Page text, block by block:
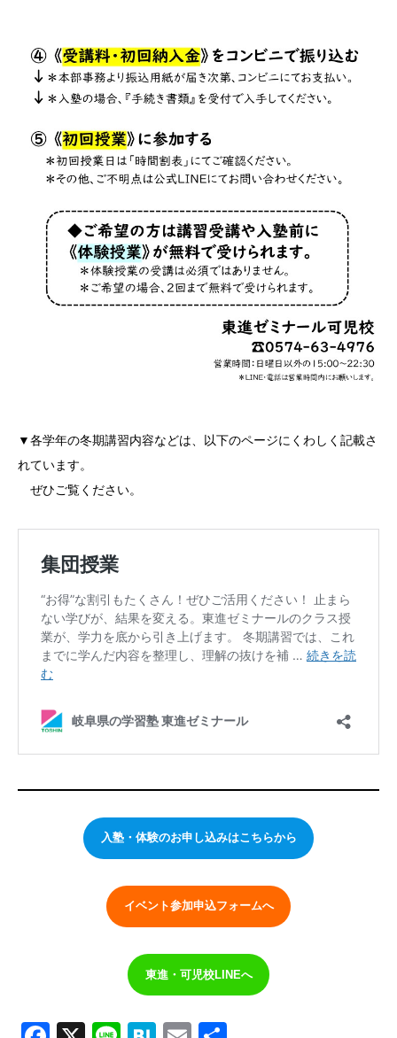
▼各学年の冬期講習内容などは、以下のページにくわしく記載さ
れています。
ぜひご覧ください。
入塾・体験のお申し込みはこちらから
イベント参加申込フォームへ
東進・可児校LINEへ